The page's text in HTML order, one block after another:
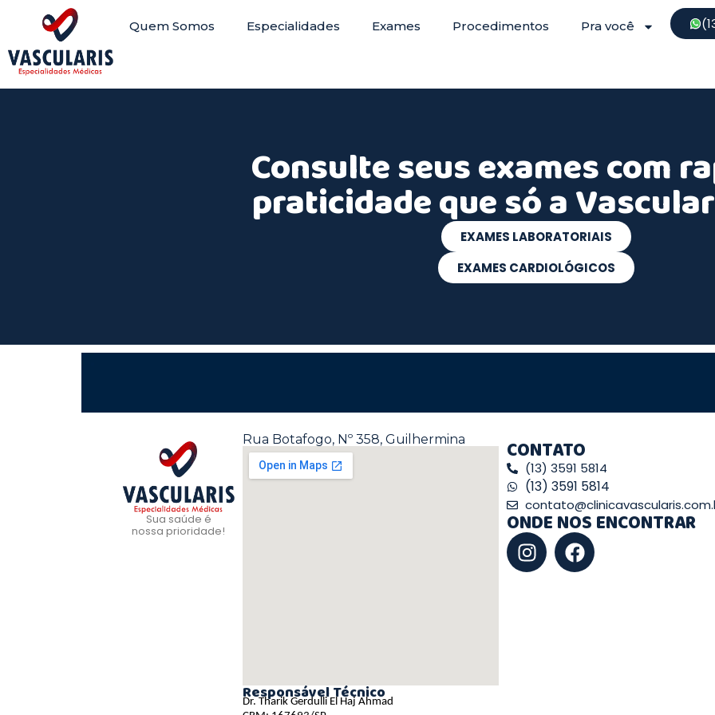
Quem Somos Especialidades Exames Procedimentos Pra você
Consulte seus exames com
praticidade que só a
EXAMES LABORATORIAIS
EXAMES CARDIOLÓGICOS
Sua saúde é
nossa prioridade!
Rua Botafogo, Nº 358, Guilhermina
Responsável Técnico
Dr. Tharik Gerdulli El Haj Ahmad
CONTATO
(13) 3591 5814
(13) 3591 5814
ONDE NOS ENCONTRAR